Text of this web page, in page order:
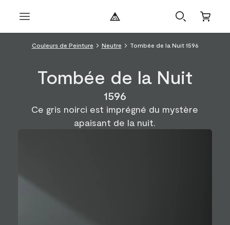
Couleurs de Peinture Neutre Tombée de la Nuit 1596
Tombée de la Nuit
1596
Ce gris noirci est imprégné du mystère
apaisant de la nuit.